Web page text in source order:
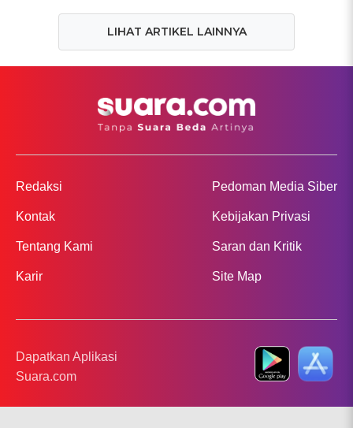
LIHAT ARTIKEL LAINNYA
Redaksi
Kontak
Tentang Kami
Karir
Pedoman Media Siber
Kebijakan Privasi
Saran dan Kritik
Site Map
Dapatkan Aplikasi
Suara.com